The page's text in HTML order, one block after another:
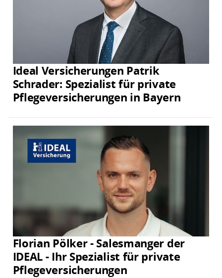
Ideal Versicherungen Patrik
Schrader: Spezialist für private
Pflegeversicherungen in Bayern
Florian Pölker - Salesmanger der
IDEAL - Ihr Spezialist für private
Pflegeversicherungen